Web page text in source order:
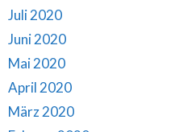
Juli 2020
Juni 2020
Mai 2020
April 2020
März 2020